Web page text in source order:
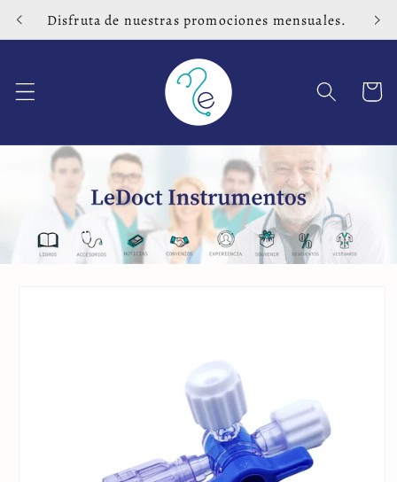
directamente
al contenido
Disfruta de nuestras promociones mensuales.
Carrito